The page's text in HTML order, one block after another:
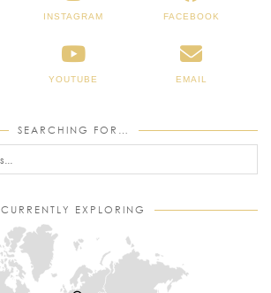
INSTAGRAM FACEBOOK
YOUTUBE EMAIL
SEARCHING FOR…
CURRENTLY EXPLORING